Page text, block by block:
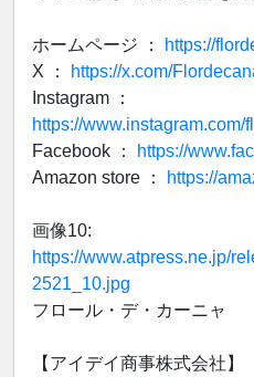
ホームページ ：
https://
X ：
https://x.com/
Instagram ：
https://www.instagram.com/
Facebook ：
https://
Amazon store ：
https://
画像10:
https://www.atpress.ne.jp/
2521_10.jpg
フロール・デ・カーニャ
【アイデイ商事株式会社】